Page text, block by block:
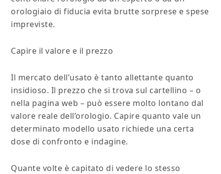
orologiaio di fiducia evita brutte sorprese e spese
impreviste.
Capire il valore e il prezzo
Il mercato dell’usato è tanto allettante quanto
insidioso. Il prezzo che si trova sul cartellino – o
nella pagina web – può essere molto lontano dal
valore reale dell’orologio. Capire quanto vale un
determinato modello usato richiede una certa
dose di confronto e indagine.
Quante volte è capitato di vedere lo stesso